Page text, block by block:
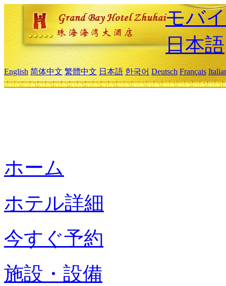
モバ
日本語
English 简体中文 繁體中文 日本語 한국어 Deutsch Français
ホーム
ホテル詳細
今すぐ予約
施設・設備